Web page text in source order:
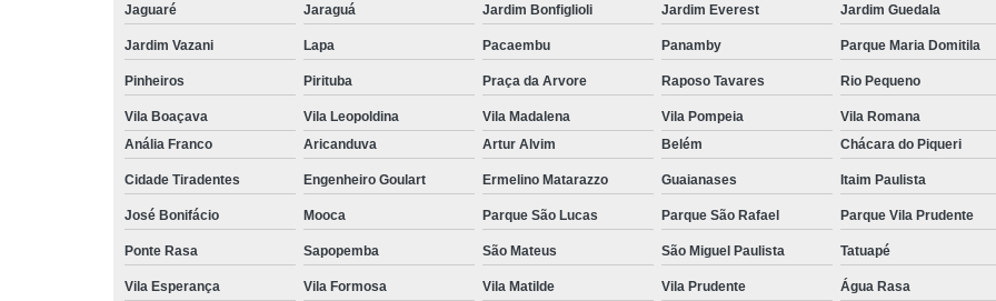
Kit Lanche para Eventos
Kit
Kit Lanche Pronto
Kit Lanche Saudável
Frutas em Pote
Frutas Fatiadas em Pote
Frutas no Potinho
Frutas
Pote de Frutas para Vender
Pote de
Salada de Frutas no Pote
Salada de Fruta para Empresas
Salada de Fruta para Entrega em Empresa
Jaguaré Jaraguá Jardim Bonfiglioli Jardim Everest Jardim Guedala
Jardim Vazani Lapa Pacaembu Panamby Parque Maria Domitila
Pinheiros Pirituba Praça da Arvore Raposo Tavares Rio Pequeno
Vila Boaçava Vila Leopoldina Vila Madalena Vila Pompeia Vila Romana
Anália Franco
Aricanduva Artur Alvim Belém Chácara do Piqueri
Cidade Tiradentes Engenheiro Goulart Ermelino Matarazzo Guaianases Itaim Paulista
José Bonifácio Mooca Parque São Lucas Parque São Rafael Parque Vila Prudente
Ponte Rasa Sapopemba São Mateus São Miguel Paulista Tatuapé
Vila Esperança Vila Formosa Vila Matilde Vila Prudente
Água Rasa